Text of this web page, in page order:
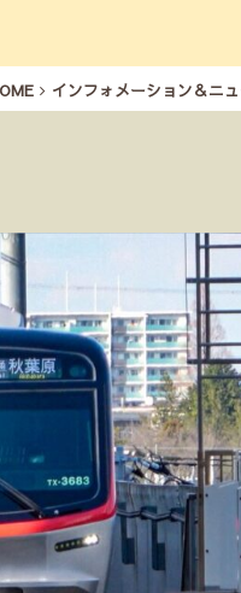
インフォメーション＆ニ